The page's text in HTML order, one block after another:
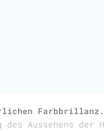
Farbbrillanz.
Aussehens der